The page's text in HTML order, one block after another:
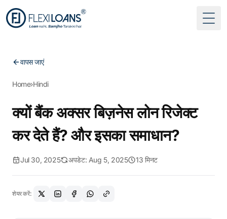
वापस जाएं
Home›Hindi
क्यों बैंक अक्सर बिज़नेस लोन रिजेक्ट
कर देते हैं? और इसका समाधान?
Jul 30, 2025 अपडेट: Aug 5, 2025 13 मिनट
शेयर करें: